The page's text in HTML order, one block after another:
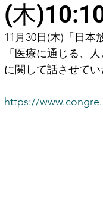
(木
11月30日(木)「日
「医療に通じる、
に関して話させて
https://